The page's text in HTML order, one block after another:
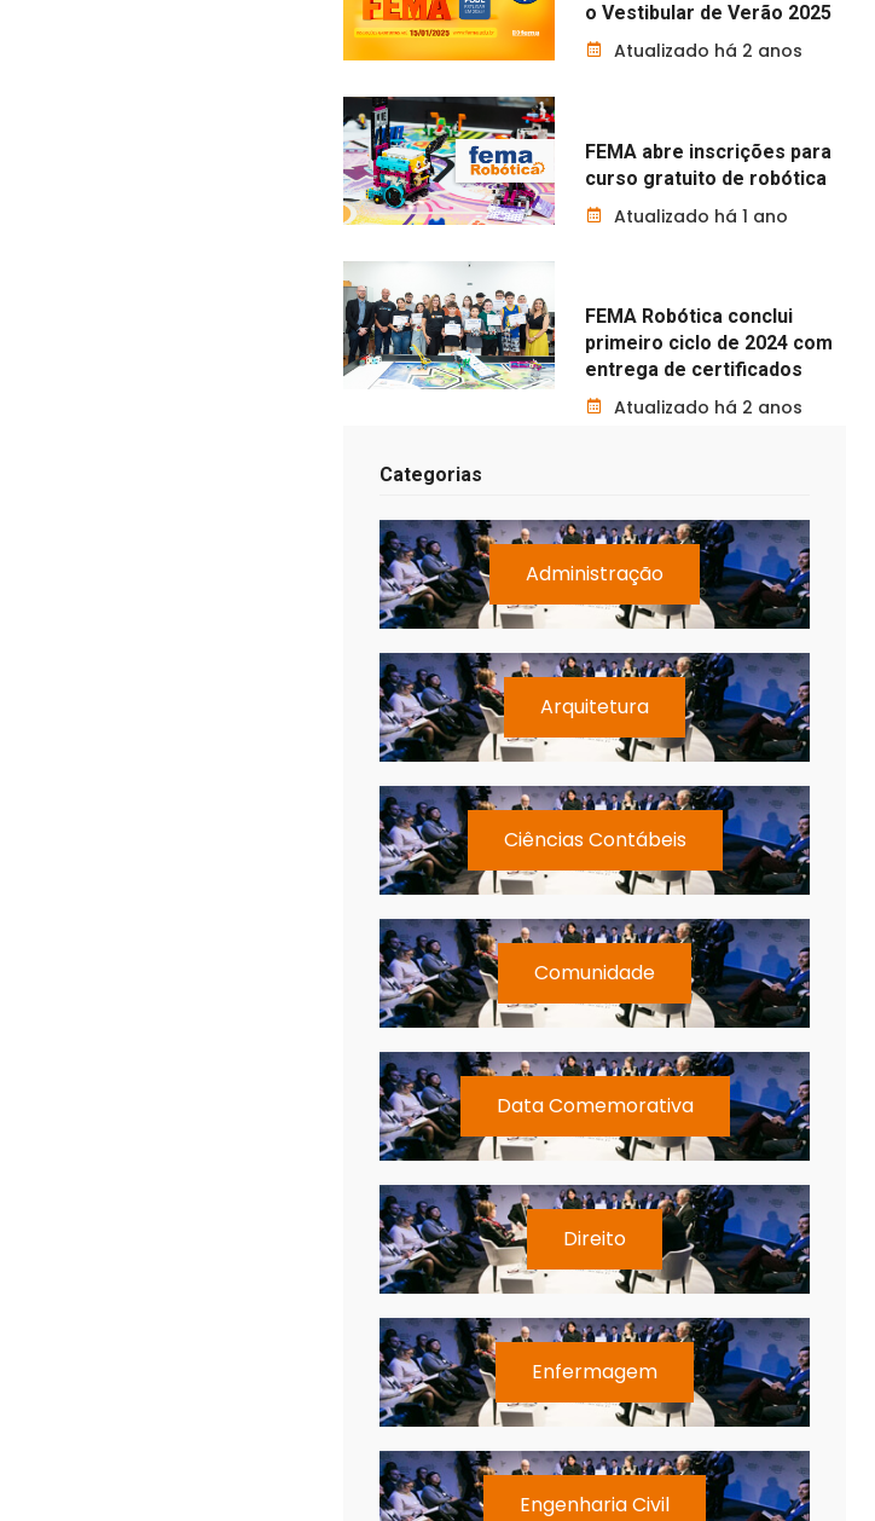
o Vestibular de Verão 2025
Atualizado há 2 anos
FEMA abre inscrições para
curso gratuito de robótica
Atualizado há 1 ano
FEMA Robótica conclui
primeiro ciclo de 2024 com
entrega de certificados
Atualizado há 2 anos
Categorias
Administração
Arquitetura
Ciências Contábeis
Comunidade
Data Comemorativa
Direito
Enfermagem
Engenharia Civil